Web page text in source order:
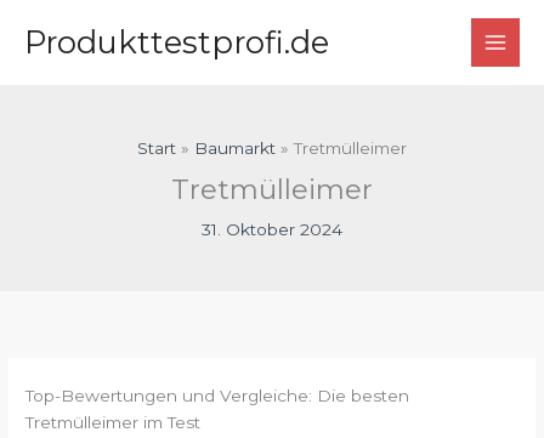
InhaltProdukttestprofi.de
Start Baumarkt Tretmülleimer
Tretmülleimer
31. Oktober 2024
Top-Bewertungen und Vergleiche: Die besten
Tretmülleimer im Test